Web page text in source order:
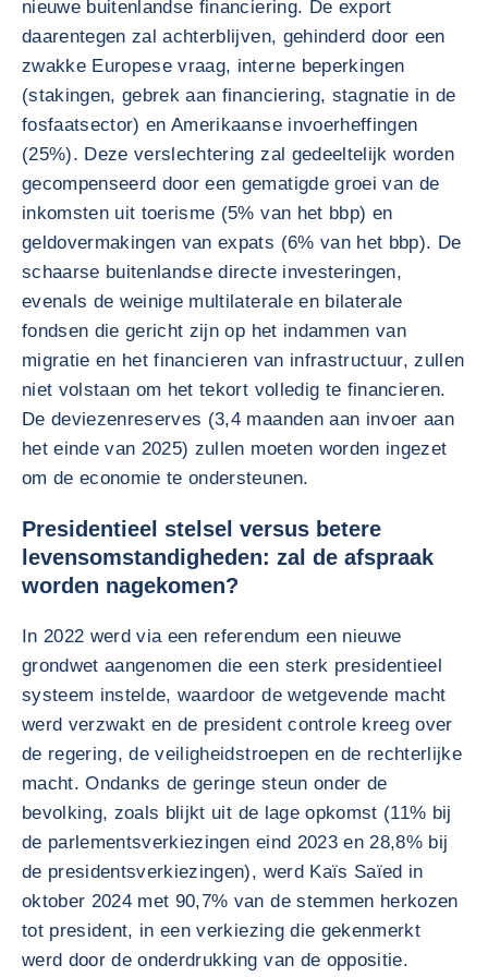
nieuwe buitenlandse financiering. De export
daarentegen zal achterblijven, gehinderd door een
zwakke Europese vraag, interne beperkingen
(stakingen, gebrek aan financiering, stagnatie in de
fosfaatsector) en Amerikaanse invoerheffingen
(25%). Deze verslechtering zal gedeeltelijk worden
gecompenseerd door een gematigde groei van de
inkomsten uit toerisme (5% van het bbp) en
geldovermakingen van expats (6% van het bbp). De
schaarse buitenlandse directe investeringen,
evenals de weinige multilaterale en bilaterale
fondsen die gericht zijn op het indammen van
migratie en het financieren van infrastructuur, zullen
niet volstaan om het tekort volledig te financieren.
De deviezenreserves (3,4 maanden aan invoer aan
het einde van 2025) zullen moeten worden ingezet
om de economie te ondersteunen.
Presidentieel stelsel versus betere
levensomstandigheden: zal de afspraak
worden nagekomen?
In 2022 werd via een referendum een nieuwe
grondwet aangenomen die een sterk presidentieel
systeem instelde, waardoor de wetgevende macht
werd verzwakt en de president controle kreeg over
de regering, de veiligheidstroepen en de rechterlijke
macht. Ondanks de geringe steun onder de
bevolking, zoals blijkt uit de lage opkomst (11% bij
de parlementsverkiezingen eind 2023 en 28,8% bij
de presidentsverkiezingen), werd Kaïs Saïed in
oktober 2024 met 90,7% van de stemmen herkozen
tot president, in een verkiezing die gekenmerkt
werd door de onderdrukking van de oppositie.